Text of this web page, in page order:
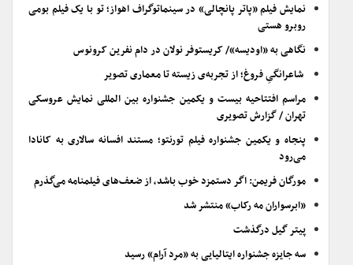
نمایش فیلم «پاتر پانچالی» در سینماتوگراف اهواز؛ تو با یک فیلم بومی
روبرو هستی
نگاهی به «اودیسه»/ کریستوفر نولان در دام نفرین کرونوس
شاعرانگیِ فروغ؛ از تجربه‌ی زیسته تا معماری تصویر
مراسم افتتاحیه بیست و یکمین جشنواره بین المللی نمایش عروسکی
تهران / گزارش تصویری
پنجاه و یکمین جشنواره فیلم تورنتو؛ مستند افسانه سالاری به کانادا
می‌رود
مورگان فریمن: اگر دستمزد خوب باشد، از ضعف‌های فیلمنامه می‌گذرم
«ابرسواران مه رکاب» منتشر شد
پیتر گیل درگذشت
سه جایزه جشنواره ایتالیایی به «مرد آرام» رسید